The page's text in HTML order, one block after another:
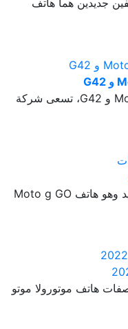
جديدين هما هاتف
موتورولا تُعلن عن هاتفي Moto G62 5G و G42، تسعى شركة
أعلنت شركة موتورولا عن هاتفها الجديد وهو هاتف Moto g GO
هاتف موتورولا موتو